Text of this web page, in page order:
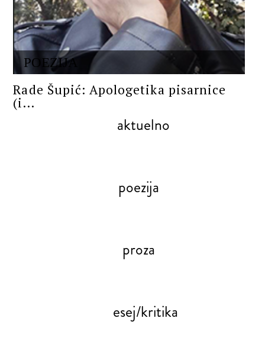
POEZIJA
Rade Šupić: Apologetika pisarnice
(i...
aktuelno
poezija
proza
esej/kritika